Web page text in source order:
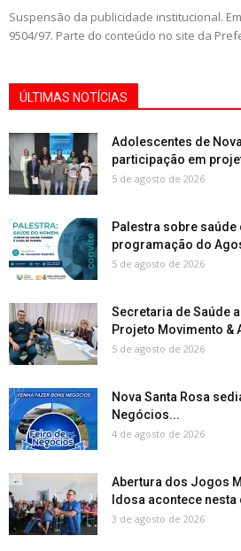
Suspensão da publicidade institucional.
9504/97. Parte do conteúdo no site da
ÚLTIMAS NOTÍCIAS
Adolescentes de
participação em
5 de agosto de 2026
Palestra sobre
programação do
5 de agosto de 2026
Secretaria de Saúde
Projeto Movimento &
5 de agosto de 2026
Nova Santa Rosa
Negócios...
4 de agosto de 2026
Abertura dos Jogos
Idosa acontece
3 de agosto de 2026